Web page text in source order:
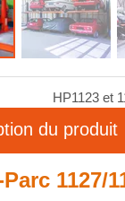
HP1123 et
du produit
1127/